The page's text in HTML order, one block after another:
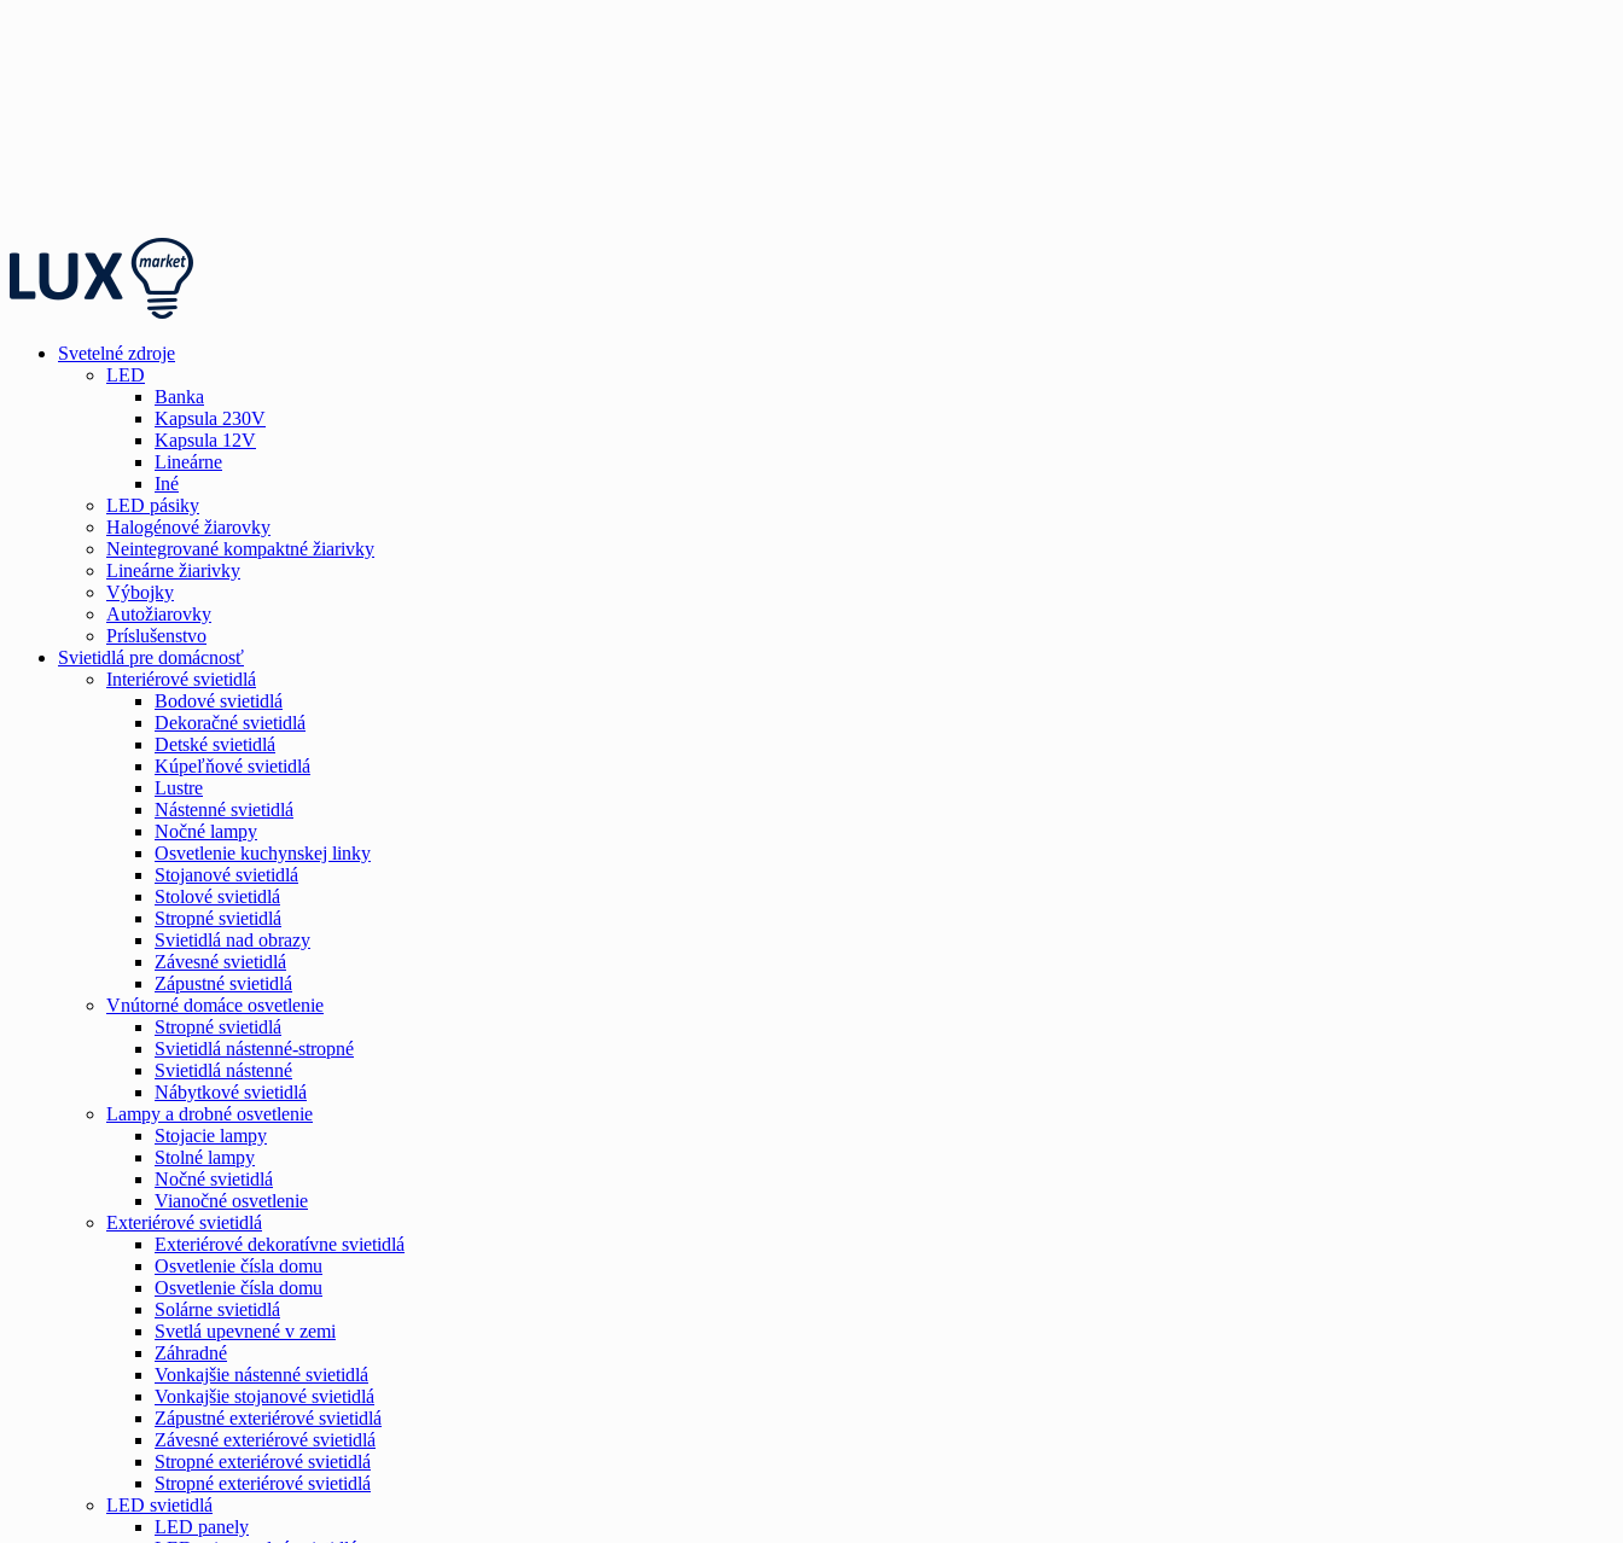
Svetelné zdroje
LED
Banka
Kapsula 230V
Kapsula 12V
Lineárne
Iné
LED pásiky
Halogénové žiarovky
Neintegrované kompaktné žiarivky
Lineárne žiarivky
Výbojky
Autožiarovky
Príslušenstvo
Svietidlá pre domácnosť
Interiérové svietidlá
Bodové svietidlá
Dekoračné svietidlá
Detské svietidlá
Kúpeľňové svietidlá
Lustre
Nástenné svietidlá
Nočné lampy
Osvetlenie kuchynskej linky
Stojanové svietidlá
Stolové svietidlá
Stropné svietidlá
Svietidlá nad obrazy
Závesné svietidlá
Zápustné svietidlá
Vnútorné domáce osvetlenie
Stropné svietidlá
Svietidlá nástenné-stropné
Svietidlá nástenné
Nábytkové svietidlá
Lampy a drobné osvetlenie
Stojacie lampy
Stolné lampy
Nočné svietidlá
Vianočné osvetlenie
Exteriérové svietidlá
Exteriérové dekoratívne svietidlá
Osvetlenie čísla domu
Osvetlenie čísla domu
Solárne svietidlá
Svetlá upevnené v zemi
Záhradné
Vonkajšie nástenné svietidlá
Vonkajšie stojanové svietidlá
Zápustné exteriérové svietidlá
Závesné exteriérové svietidlá
Stropné exteriérové svietidlá
Stropné exteriérové svietidlá
LED svietidlá
LED panely